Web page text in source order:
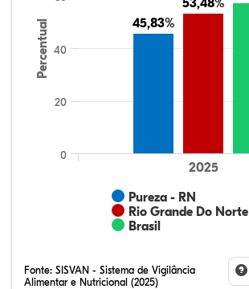
Percentual 45,83%
45,83%
53,48%
53,48%
Pureza - RN
Rio Grande Do Norte
Brasil
2025
0
20
40
Fonte: SISVAN - Sistema de Vigilância
Alimentar e Nutricional (2025)